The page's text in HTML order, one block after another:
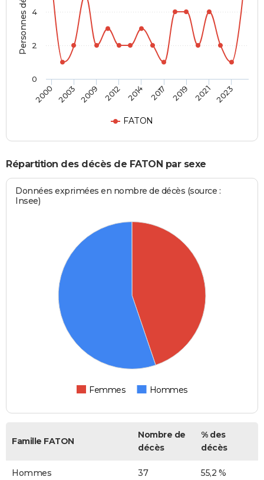
FATON
2000 2003 2009 2012 2014 2017 2019 2021 2023
0
2
4
Répartition des décès de FATON par sexe
Données exprimées en nombre de décès (source :
Insee)
Femmes Hommes
Famille FATON
Nombre de
décès
% des
décès
Hommes 37 55,2 %